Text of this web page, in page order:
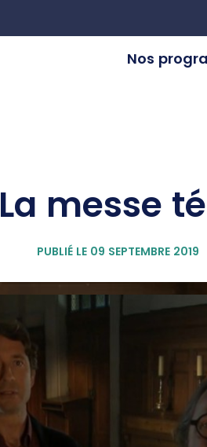
Nos
La messe
PUBLIÉ LE 09 SEPTEMBRE 2019